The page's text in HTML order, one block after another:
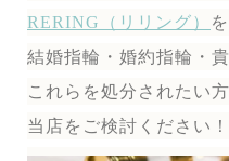
RERING（リリング）
結婚指輪・婚約指輪・
これらを処分されたい
当店をご検討ください！